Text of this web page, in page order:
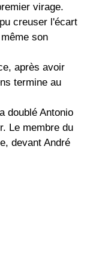
virage.
creuser l'écart
son
après avoir
termine au
doublé Antonio
Le membre du
devant André